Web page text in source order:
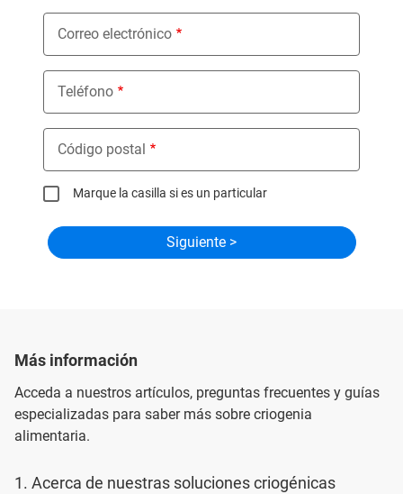
Correo electrónico
Teléfono
Código postal
Marque la casilla si es un particular
Más información
Acceda a nuestros artículos, preguntas frecuentes y guías
especializadas para saber más sobre criogenia
alimentaria.
1. Acerca de nuestras soluciones criogénicas